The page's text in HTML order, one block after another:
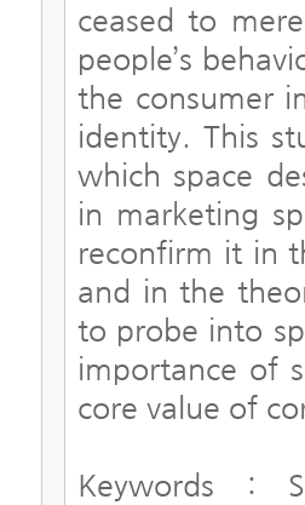
ceased to
people’s
the consumer
identity. This
which space
in marketing
reconfirm it in
and in the
to probe into
importance of
core value of
Keywords :